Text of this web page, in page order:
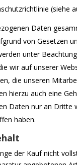
(siehe
Daten
von Gesetzen
unter
wir auf unserer
die unseren
hierzu auch eine
Daten nur an
haben.
der Kauf nicht